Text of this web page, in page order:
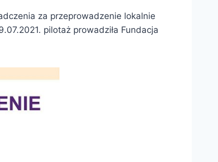
za przeprowadzenie lokalnie
pilotaż prowadziła Fundacja